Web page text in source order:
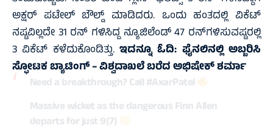
ಅಕ್ಷರ್‌ ಪಟೇಲ್‌ ಬೌಲ್ಡ್‌ ಮಾಡಿದರು. ಒಂದು ಹಂತದಲ್ಲಿ ವಿಕೆಟ್‌
ನಷ್ಟವಿಲ್ಲದೇ 31 ರನ್‌ ಗಳಿಸಿದ್ದ ನ್ಯೂಜಿಲೆಂಡ್‌ 47 ರನ್‌ಗಳಿಸುವಷ್ಟರಲ್ಲಿ
3 ವಿಕೆಟ್‌ ಕಳೆದುಕೊಂಡಿತ್ತು. ಇದನ್ನೂ ಓದಿ: ಫೈನಲಿನಲ್ಲಿ ಅಬ್ಬರಿಸಿ
ಸ್ಫೋಟಕ ಬ್ಯಾಟಿಂಗ್‌ – ವಿಶ್ವದಾಖಲೆ ಬರೆದ ಅಭಿಷೇಕ್‌ ಶರ್ಮಾ
Need a breakthrough? Call#AxarPatel
Massive wicket as the dangerous Finn Allen
departs for just 9(7)